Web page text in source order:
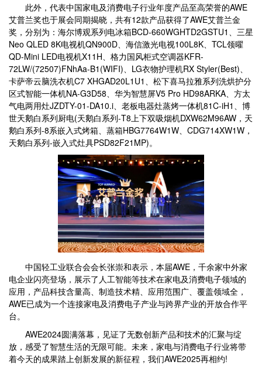
此外，代表中国家电及消费电子行业年度产品至高荣誉的AWE
艾普兰奖也于展会同期揭晓，共有12款产品获得了AWE艾普兰金
奖，分别为：海尔博观系列电冰箱BCD-660WGHTD2GSTU1、三星
Neo QLED 8K电视机QN900D、海信激光电视100L8K、TCL领曜
QD-Mini LED电视机X11H、格力国风柜式空调器KFR-
72LW/(72507)FNhAa-B1(WIFI)、LG衣物护理机RX Styler(Best)、
卡萨帝云脑洗衣机C7 XHGAD20L1U1、松下喜马拉雅系列洗烘护分
区式智能一体机NA-G3D58、华为智慧屏V5 Pro HD98ARKA、方太
气电两用灶JZDTY-01-DA10.i、老板电器灶蒸烤一体机81C-iH1、博
世天鹅白系列厨电(天鹅白系列-T8上下双吸烟机DXW62M96AW，天
鹅白系列-8系嵌入式烤箱、蒸箱HBG7764W1W、CDG714XW1W，
天鹅白系列-嵌入式灶具PSD82F21MP)。
中国轻工业联合会会长张崇和表示，本届AWE，千余家中外家
电企业闪亮登场，展示了人工智能等技术在家电及消费电子领域的
应用，产品科技含量高、制造技术精、应用范围广、覆盖领域全，
AWE已成为一个连接家电及消费电子产业与跨界产业的开放合作平
台。
AWE2024圆满落幕，见证了无数创新产品和技术的汇聚与绽
放，感受了智慧生活的无限可能。未来，家电与消费电子行业将带
着今天的成果踏上创新发展的新征程，我们AWE2025再相约!